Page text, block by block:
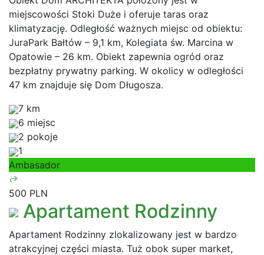
miejscowości Stoki Duże i oferuje taras oraz
klimatyzację. Odległość ważnych miejsc od obiektu:
JuraPark Bałtów – 9,1 km, Kolegiata św. Marcina w
Opatowie – 26 km. Obiekt zapewnia ogród oraz
bezpłatny prywatny parking. W okolicy w odległości
47 km znajduje się Dom Długosza.
7 km
6 miejsc
2 pokoje
1
Ambasador
500 PLN
Apartament Rodzinny
Apartament Rodzinny zlokalizowany jest w bardzo
atrakcyjnej części miasta. Tuż obok super market,